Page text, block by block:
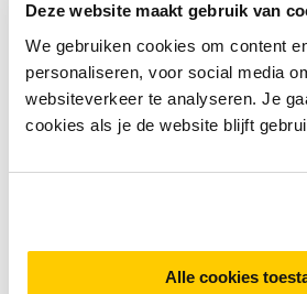
Deze website maakt gebruik van
We gebruiken cookies om content
personaliseren, voor social media
websiteverkeer te analyseren. Je
cookies als je de website blijft
Alle cookies
Alternatieven
Vergelijk